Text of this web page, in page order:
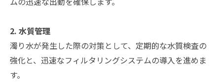
2. 水質管理
濁り水が発生した際の対策として、定期的な水質検査の
強化と、迅速なフィルタリングシステムの導入を進めま
す。